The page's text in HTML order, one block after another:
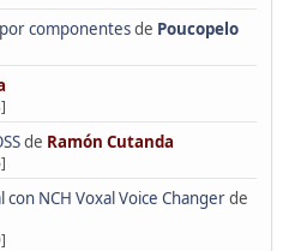
componentesde Poucopelo
de Ramón Cutanda
NCH Voxal Voice Changerde